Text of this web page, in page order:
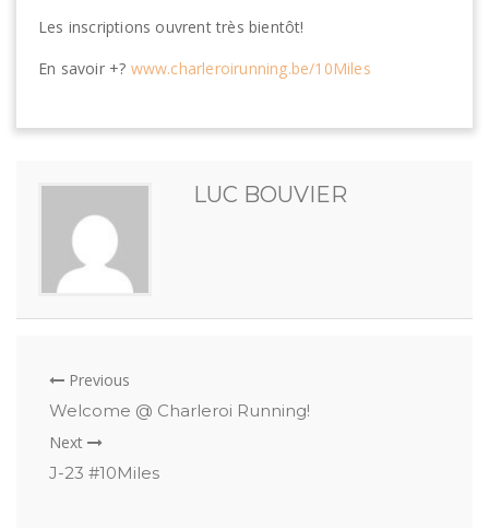
Les inscriptions ouvrent très bientôt!
En savoir +? www.charleroirunning.be/10Miles
LUC BOUVIER
Previous
Welcome @ Charleroi Running!
Next
J-23 #10Miles